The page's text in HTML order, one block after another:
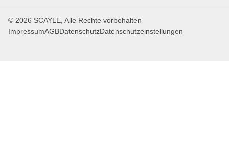
© 2026 SCAYLE, Alle Rechte vorbehalten
ImpressumAGBDatenschutzDatenschutzeinstellungen